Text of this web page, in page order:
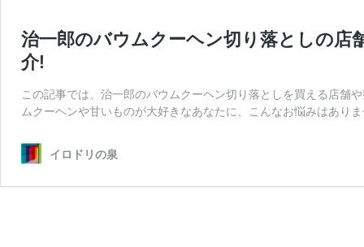
治一郎のバウムクーヘン切り落としの店
介!
この記事では、治一郎のバウムクーヘン切り落としを買える店舗
ムクーヘンや甘いものが大好きなあなたに、こんなお悩みはあり
イロドリの泉